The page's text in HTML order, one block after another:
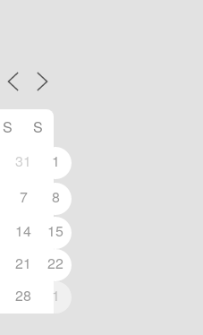
S
S
31
1
7
8
14
15
21
22
28 1